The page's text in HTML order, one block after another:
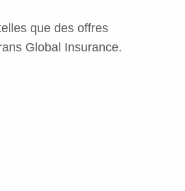
que des offres
Global Insurance.